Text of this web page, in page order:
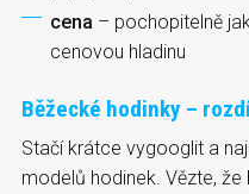
cena – pochopitelně
cenovou hladinu
Běžecké hodinky –
Stačí krátce vygooglit a
modelů hodinek. Vězte, že